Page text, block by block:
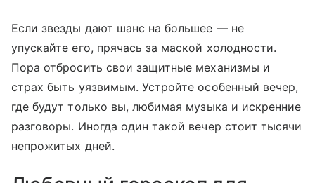
Если звезды дают шанс на большее — не
упускайте его, прячась за маской холодности.
Пора отбросить свои защитные механизмы и
страх быть уязвимым. Устройте особенный вечер,
где будут только вы, любимая музыка и искренние
разговоры. Иногда один такой вечер стоит тысячи
непрожитых дней.